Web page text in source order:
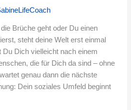
Brüche geht oder Du einen
steht deine Welt erst einmal
Du Dich vielleicht nach einem
die für Dich da sind – ohne
genau dann die nächste
Dein soziales Umfeld beginnt